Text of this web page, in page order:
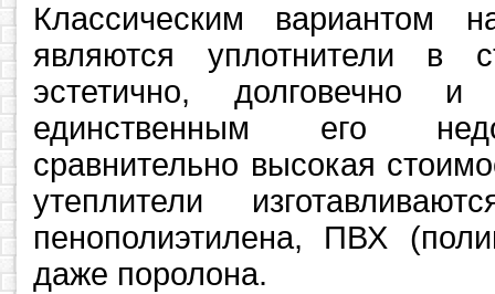
Классическим вариантом
являются уплотнители в
эстетично, долговечно
единственным его
сравнительно высокая
утеплители
пенополиэтилена, ПВХ
даже поролона.